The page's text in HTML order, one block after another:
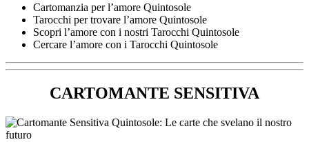
Cartomanzia per l’amore Quintosole
Tarocchi per trovare l’amore Quintosole
Scopri l’amore con i nostri Tarocchi Quintosole
Cercare l’amore con i Tarocchi Quintosole
CARTOMANTE SENSITIVA